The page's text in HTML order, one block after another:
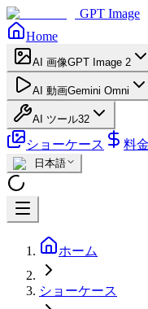
GPT Image
Home
AI 画像GPT Image 2
AI 動画Gemini Omni
AI ツール32
ショーケース 料金
日本語
ホーム
ショーケース